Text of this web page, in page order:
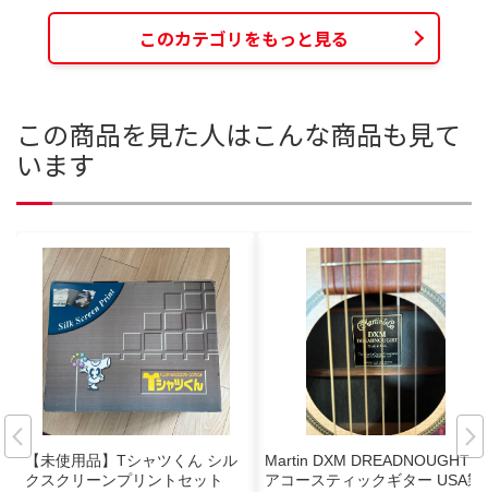
このカテゴリをもっと見る
この商品を見た人はこんな商品も見て
います
【未使用品】Tシャツくん シル
クスクリーンプリントセット
Martin DXM DREADNOUGHT
アコースティックギター USA製